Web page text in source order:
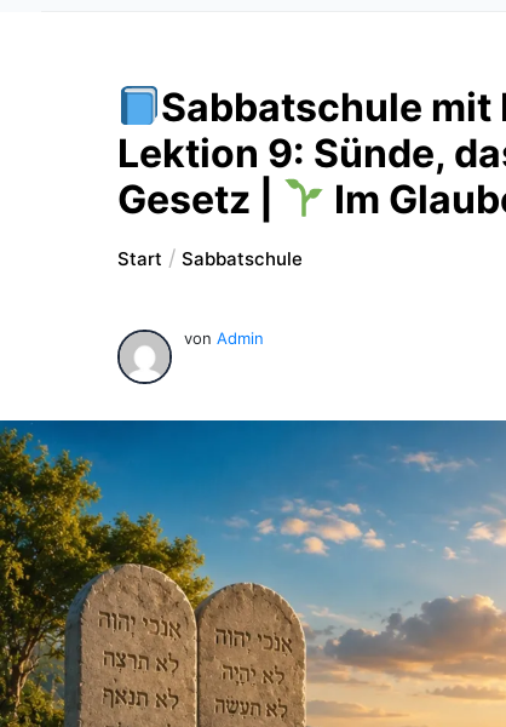
Sabbatschule mit
Lektion 9: Sünde,
Gesetz |
Im
Start Sabbatschule
von Admin